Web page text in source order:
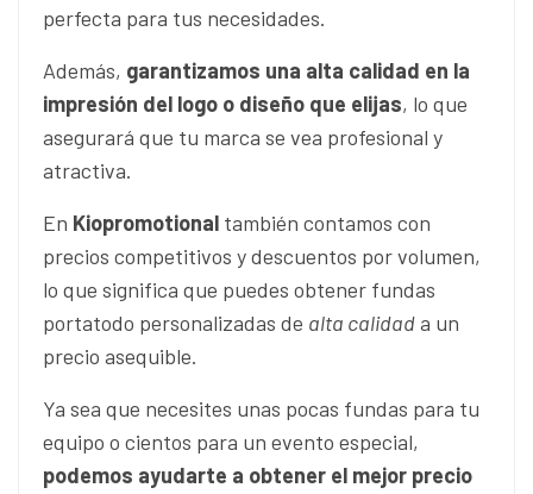
perfecta para tus necesidades.
Además, garantizamos una alta calidad en la
impresión del logo o diseño que elijas, lo que
asegurará que tu marca se vea profesional y
atractiva.
En Kiopromotional también contamos con
precios competitivos y descuentos por volumen,
lo que significa que puedes obtener fundas
portatodo personalizadas de alta calidada un
precio asequible.
Ya sea que necesites unas pocas fundas para tu
equipo o cientos para un evento especial,
podemos ayudarte a obtener el mejor precio